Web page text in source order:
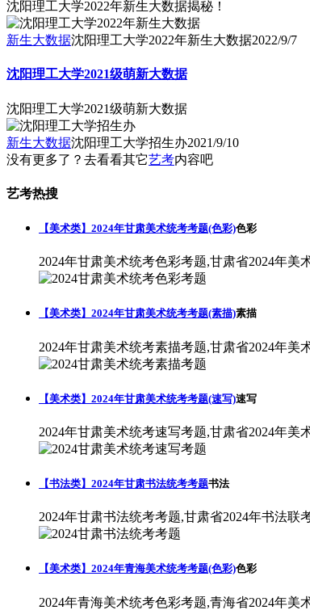
沈阳理工大学2022年新生大数据揭秘！
新生大数据沈阳理工大学2022年新生大数据2022/9/7
沈阳理工大学2021级萌新大数据
沈阳理工大学2021级萌新大数据
新生大数据沈阳理工大学招生办2021/9/10
没有更多了？去看看其它艺考内容吧
艺考热搜
【美术类】2024年甘肃美术统考考题(色彩)色彩
2024年甘肃美术统考色彩考题,甘肃省2024年美
【美术类】2024年甘肃美术统考考题(素描)素描
2024年甘肃美术统考素描考题,甘肃省2024年美
【美术类】2024年甘肃美术统考考题(速写)速写
2024年甘肃美术统考速写考题,甘肃省2024年美
【书法类】2024年甘肃书法统考考题书法
2024年甘肃书法统考考题,甘肃省2024年书法联
【美术类】2024年青海美术统考考题(色彩)色彩
2024年青海美术统考色彩考题,青海省2024年美